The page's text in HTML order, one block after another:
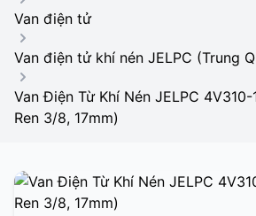
Van điện tử
Van điện tử khí nén JELPC (Trung
Van Điện Từ Khí Nén JELPC
Ren 3/8, 17mm)